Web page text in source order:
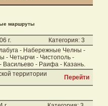
маршруты
г.
Категория: 3
- Набережные Челны -
- Четырчи - Чистополь -
Васильево - Раифа - Казань.
территории
Перейти